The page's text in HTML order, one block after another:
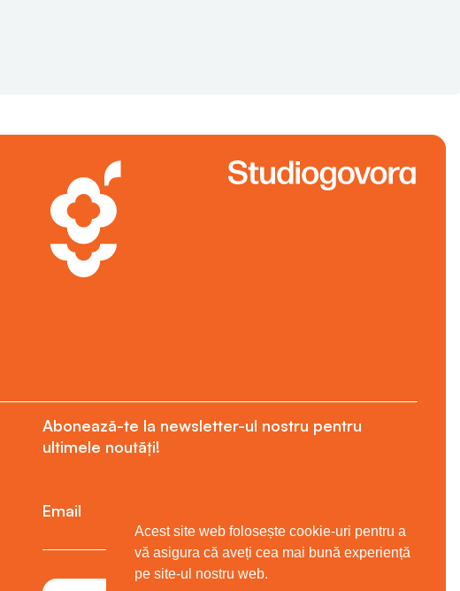
Abonează-te la newsletter-ul nostru pentru
ultimele noutăți!
Email
Acest site web folosește cookie-uri pentru a
vă asigura că aveți cea mai bună experiență
pe site-ul nostru web.